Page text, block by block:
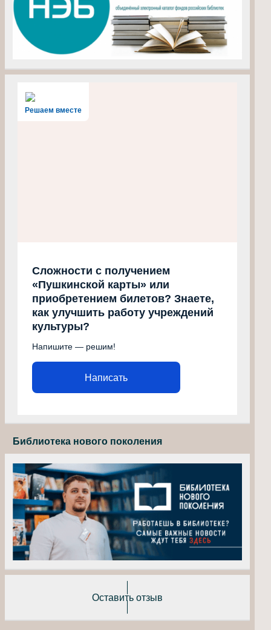
Решаем вместе
Сложности с получением
«Пушкинской карты» или
приобретением билетов? Знаете,
как улучшить работу учреждений
культуры?
Напишите — решим!
Написать
Библиотека нового поколения
Оставить отзыв